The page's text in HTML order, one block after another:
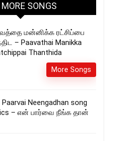
MORE SONGS
மன்னிக்க ரட்சிப்பை
– Paavathai Manikka
Thanthida
More Songs
Paarvai Neengadhan song
– என் பார்வை நீங்க தான்